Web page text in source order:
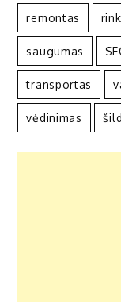
remontas
saugumas
transportas
vėdinimas